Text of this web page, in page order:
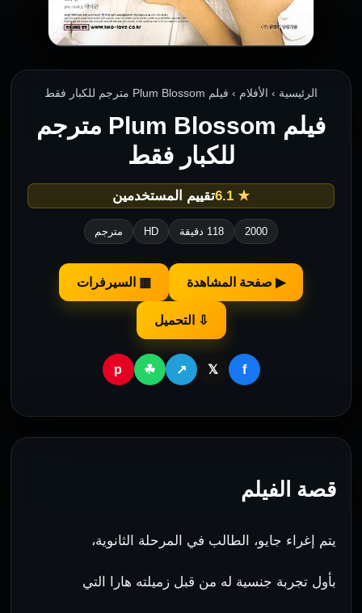
الرئيسية › الأفلام › فيلم Plum Blossom مترجم للكبار فقط
فيلم Plum Blossom مترجم
للكبار فقط
★ 6.1 تقييم المستخدمين
2000 118 دقيقة HD مترجم
▶ صفحة المشاهدة ▦ السيرفرات
⇩ التحميل
f
𝕏
↗
☘
p
قصة الفيلم
يتم إغراء جايو، الطالب في المرحلة الثانوية،
بأول تجربة جنسية له من قبل زميلته هارا التي